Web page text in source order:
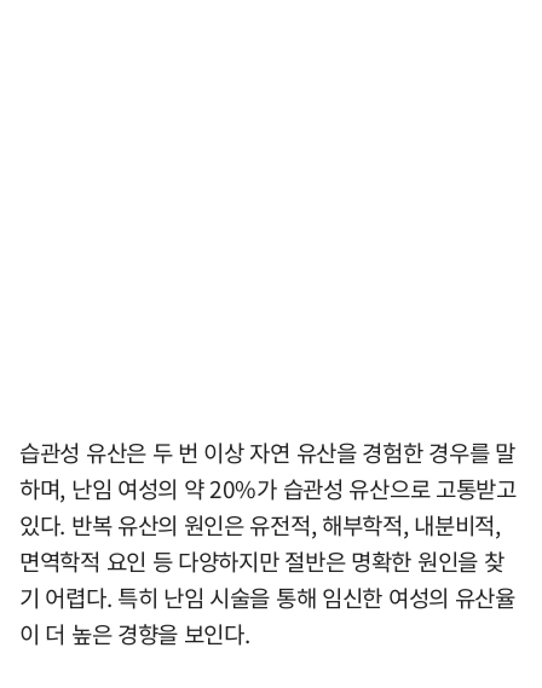
습관성 유산은 두 번 이상 자연 유산을 경험한 경우를 말
하며, 난임 여성의 약 20%가 습관성 유산으로 고통받고
있다. 반복 유산의 원인은 유전적, 해부학적, 내분비적,
면역학적 요인 등 다양하지만 절반은 명확한 원인을 찾
기 어렵다. 특히 난임 시술을 통해 임신한 여성의 유산율
이 더 높은 경향을 보인다.